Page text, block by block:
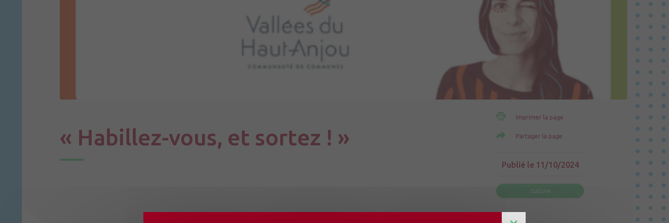
« Habillez-vous, et sortez ! »
Imprimer la page
Partager la page
Publié le 11/10/2024
Culture